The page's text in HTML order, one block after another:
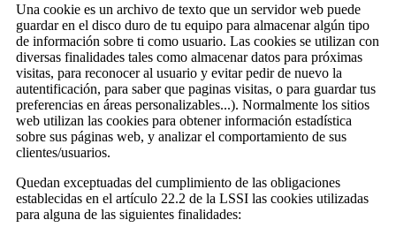
Una cookie es un archivo de texto que un servidor web puede
guardar en el disco duro de tu equipo para almacenar algún tipo
de información sobre ti como usuario. Las cookies se utilizan con
diversas finalidades tales como almacenar datos para próximas
visitas, para reconocer al usuario y evitar pedir de nuevo la
autentificación, para saber que paginas visitas, o para guardar tus
preferencias en áreas personalizables...). Normalmente los sitios
web utilizan las cookies para obtener información estadística
sobre sus páginas web, y analizar el comportamiento de sus
clientes/usuarios.
Quedan exceptuadas del cumplimiento de las obligaciones
establecidas en el artículo 22.2 de la LSSI las cookies utilizadas
para alguna de las siguientes finalidades: